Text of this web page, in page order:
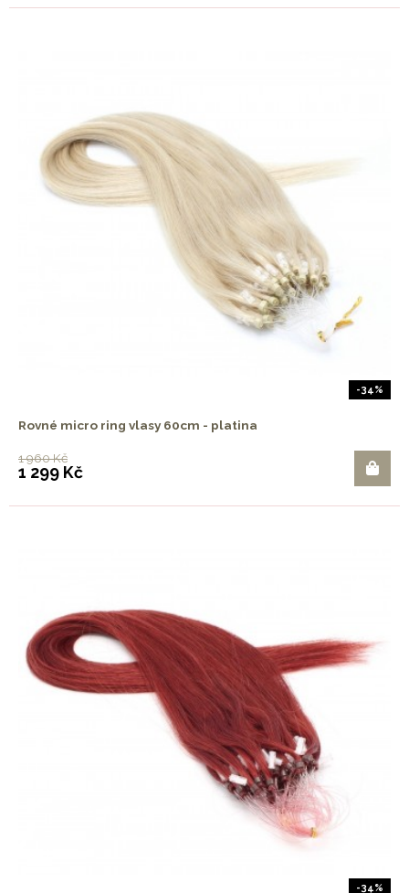
-34%
Rovné micro ring vlasy 60cm - platina
1 960 Kč
1 299 Kč
-34%